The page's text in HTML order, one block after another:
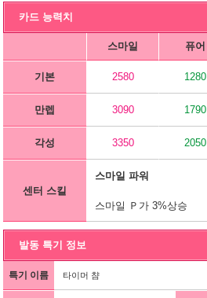
카드 능력치
스마일 퓨어
기본 2580 1280
만렙 3090 1790
각성 3350 2050
센터 스킬
스마일 파워
스마일 Ｐ가 3%상승
발동 특기 정보
특기 이름 타이머 챰